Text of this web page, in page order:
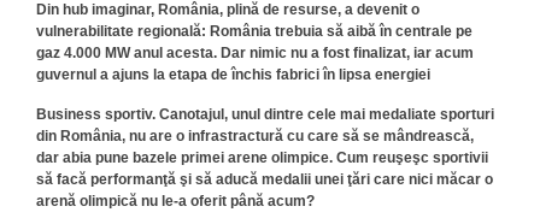
Din hub imaginar, România, plină de resurse, a devenit o
vulnerabilitate regională: România trebuia să aibă în centrale pe
gaz 4.000 MW anul acesta. Dar nimic nu a fost finalizat, iar acum
guvernul a ajuns la etapa de închis fabrici în lipsa energiei
Business sportiv. Canotajul, unul dintre cele mai medaliate sporturi
din România, nu are o infrastractură cu care să se mândrească,
dar abia pune bazele primei arene olimpice. Cum reuşeşc sportivii
să facă performanţă şi să aducă medalii unei ţări care nici măcar o
arenă olimpică nu le-a oferit până acum?